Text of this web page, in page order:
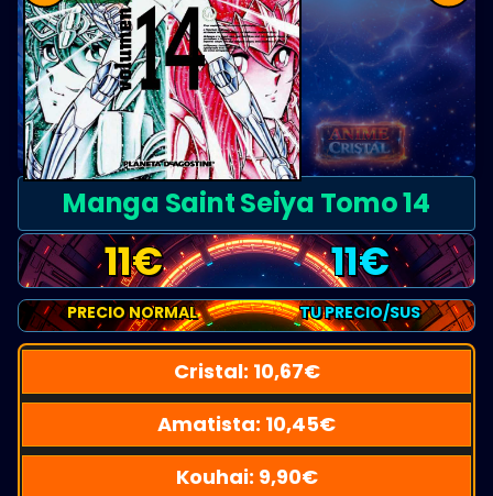
Manga Saint Seiya Tomo 14
11€ 11€
PRECIO NORMAL TU PRECIO/SUS
Cristal: 10,67€
Amatista: 10,45€
Kouhai: 9,90€